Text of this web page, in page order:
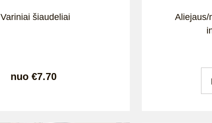
Variniai šiaudeliai
nuo €7.70
Aliejaus/